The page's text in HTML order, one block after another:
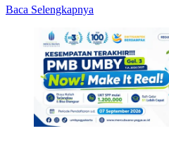
Baca Selengkapnya
about
Gubernur
DIY
Minta
UNY
Optimalkan
Vokasi